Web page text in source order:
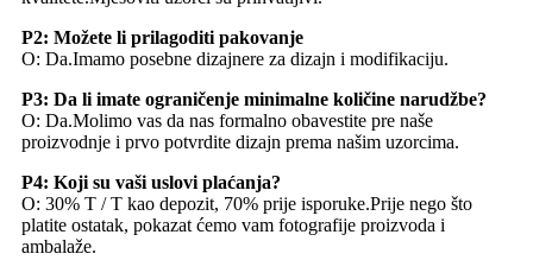
P2: Možete li prilagoditi pakovanje
O: Da.Imamo posebne dizajnere za dizajn i modifikaciju.
P3: Da li imate ograničenje minimalne količine narudžbe?
O: Da.Molimo vas da nas formalno obavestite pre naše
proizvodnje i prvo potvrdite dizajn prema našim uzorcima.
P4: Koji su vaši uslovi plaćanja?
O: 30% T / T kao depozit, 70% prije isporuke.Prije nego što
platite ostatak, pokazat ćemo vam fotografije proizvoda i
ambalaže.